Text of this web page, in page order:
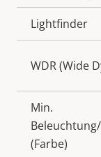
Lightfinder
WDR (Wide
Min.
(Farbe)